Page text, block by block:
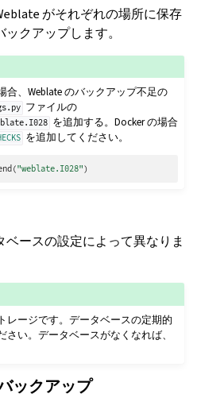
がそれぞれの場所に保存
クアップします。
、Weblate のバックアップ不足の
ファイルの
を追加する。Docker の場合
を追加してください。
("weblate.I028")
ースの設定によって異なりま
レージです。データベースの定期的
い。データベースがなくなれば、
ックアップ